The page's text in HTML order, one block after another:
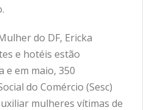
do DF, Ericka
e hotéis estão
e em maio, 350
do Comércio (Sesc)
mulheres vítimas de